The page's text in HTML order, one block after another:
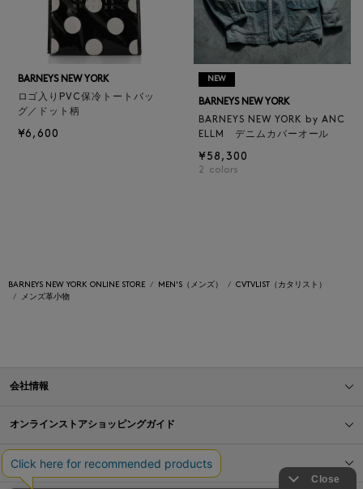
BARNEYS NEW YORK
ロゴ入りPVC保冷トートバッ
グ／ドット柄
¥6,600
NEW
BARNEYS NEW YORK
BARNEYS NEW YORK by ANC
ELLM デニムカバーオール
¥58,300
2 colors
BARNEYS NEW YORK ONLINE STORE MEN'S（メンズ）
CVTVLIST（カタリスト）
メンズ革小物
会社情報
オンラインストアショッピングガイド
店舗情報